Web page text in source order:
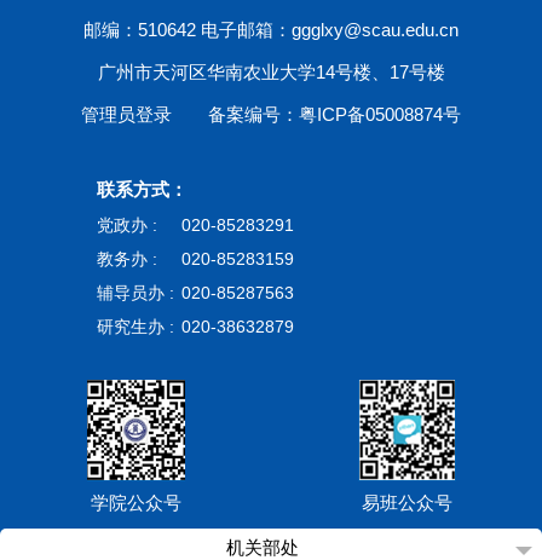
邮编：510642 电子邮箱：ggglxy@scau.edu.cn
广州市天河区华南农业大学14号楼、17号楼
管理员登录 备案编号：粤ICP备05008874号
联系方式：
党政办 :
020-85283291
教务办 :
020-85283159
辅导员办 : 020-85287563
研究生办 : 020-38632879
学院公众号 易班公众号
机关部处